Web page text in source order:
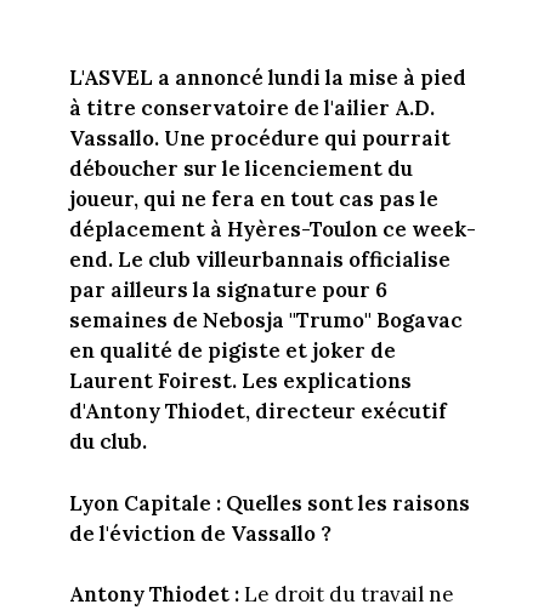
L'ASVEL a annoncé lundi la mise à pied
à titre conservatoire de l'ailier A.D.
Vassallo. Une procédure qui pourrait
déboucher sur le licenciement du
joueur, qui ne fera en tout cas pas le
déplacement à Hyères-Toulon ce week-
end. Le club villeurbannais officialise
par ailleurs la signature pour 6
semaines de Nebosja "Trumo" Bogavac
en qualité de pigiste et joker de
Laurent Foirest. Les explications
d'Antony Thiodet, directeur exécutif
du club.
Lyon Capitale : Quelles sont les raisons
de l'éviction de Vassallo ?
Antony Thiodet :Le droit du travail ne